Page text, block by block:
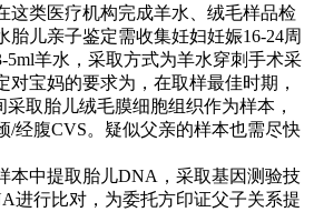
这类医疗机构完成羊水、绒毛样品检
胎儿亲子鉴定需收集妊妇妊娠16-24周
5ml羊水，采取方式为羊水穿刺手术采
对宝妈的要求为，在取样最佳时期，
采取胎儿绒毛膜细胞组织作为样本，
/经腹CVS。疑似父亲的样本也需尽快
本中提取胎儿DNA，采取基因测验技
进行比对，为委托方印证父子关系提